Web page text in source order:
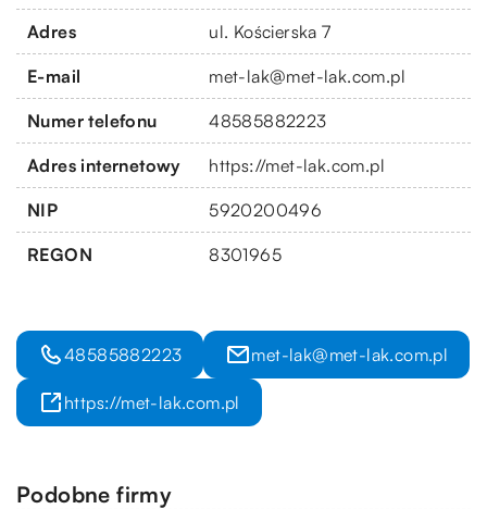
Adres ul. Kościerska 7
E-mail met-lak@met-lak.com.pl
Numer telefonu 48585882223
Adres internetowy https://met-lak.com.pl
NIP 5920200496
REGON 8301965
48585882223 met-lak@met-lak.com.pl
https://met-lak.com.pl
Podobne firmy